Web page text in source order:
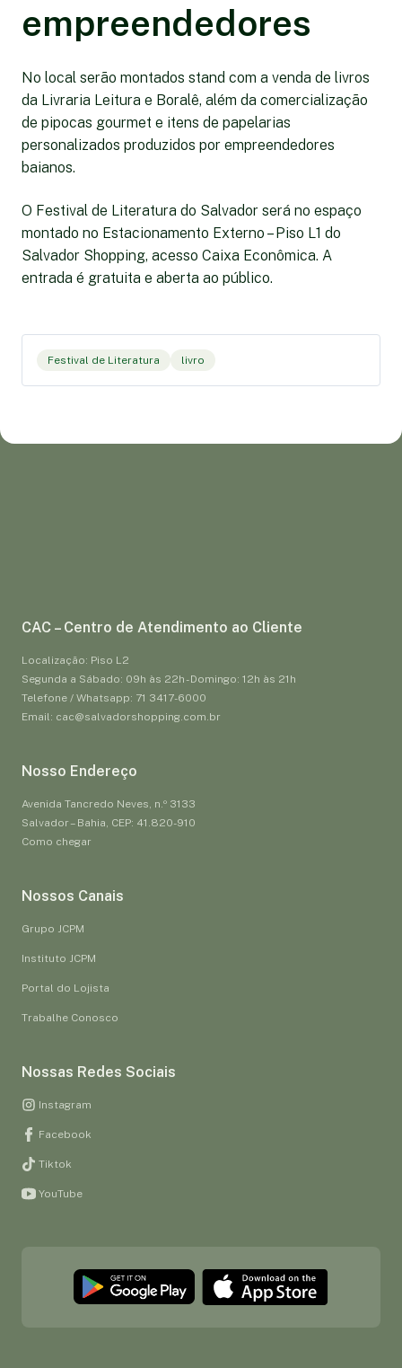
empreendedores
No local serão montados stand com a venda de livros
da Livraria Leitura e Boralê, além da comercialização
de pipocas gourmet e itens de papelarias
personalizados produzidos por empreendedores
baianos.
O Festival de Literatura do Salvador será no espaço
montado no Estacionamento Externo – Piso L1 do
Salvador Shopping, acesso Caixa Econômica. A
entrada é gratuita e aberta ao público.
Festival de Literatura livro
CAC – Centro de Atendimento ao Cliente
Localização: Piso L2
Segunda a Sábado: 09h às 22h - Domingo: 12h às 21h
Telefone / Whatsapp: 71 3417-6000
Email: cac@salvadorshopping.com.br
Nosso Endereço
Avenida Tancredo Neves, n.º 3133
Salvador – Bahia, CEP: 41.820-910
Como chegar
Nossos Canais
Grupo JCPM
Instituto JCPM
Portal do Lojista
Trabalhe Conosco
Nossas Redes Sociais
Instagram
Facebook
Tiktok
YouTube